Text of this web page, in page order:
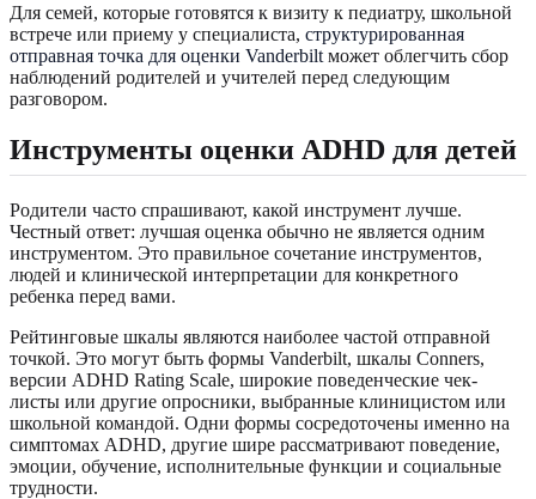
Для семей, которые готовятся к визиту к педиатру, школьной
встрече или приему у специалиста, структурированная
отправная точка для оценки Vanderbilt может облегчить сбор
наблюдений родителей и учителей перед следующим
разговором.
Инструменты оценки ADHD для детей
Родители часто спрашивают, какой инструмент лучше.
Честный ответ: лучшая оценка обычно не является одним
инструментом. Это правильное сочетание инструментов,
людей и клинической интерпретации для конкретного
ребенка перед вами.
Рейтинговые шкалы являются наиболее частой отправной
точкой. Это могут быть формы Vanderbilt, шкалы Conners,
версии ADHD Rating Scale, широкие поведенческие чек-
листы или другие опросники, выбранные клиницистом или
школьной командой. Одни формы сосредоточены именно на
симптомах ADHD, другие шире рассматривают поведение,
эмоции, обучение, исполнительные функции и социальные
трудности.